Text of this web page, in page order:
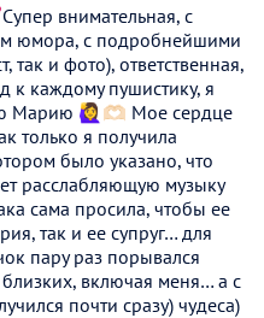
внимательная, с
юмора, с подробнейшими
так и фото), ответственная,
к каждому пушистику, я
Марию 🙋‍♀️🫶🏻 Мое сердце
только я получила
было указано, что
расслабляющую музыку
сама просила, чтобы ее
так и ее супруг… для
пару раз порывался
близких, включая меня… а с
почти сразу) чудеса)